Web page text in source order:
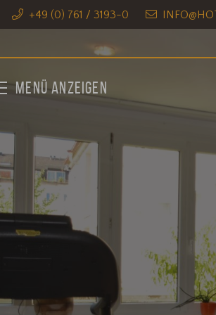
+49 (0) 761 / 3193-0
MENÜANZEIGEN